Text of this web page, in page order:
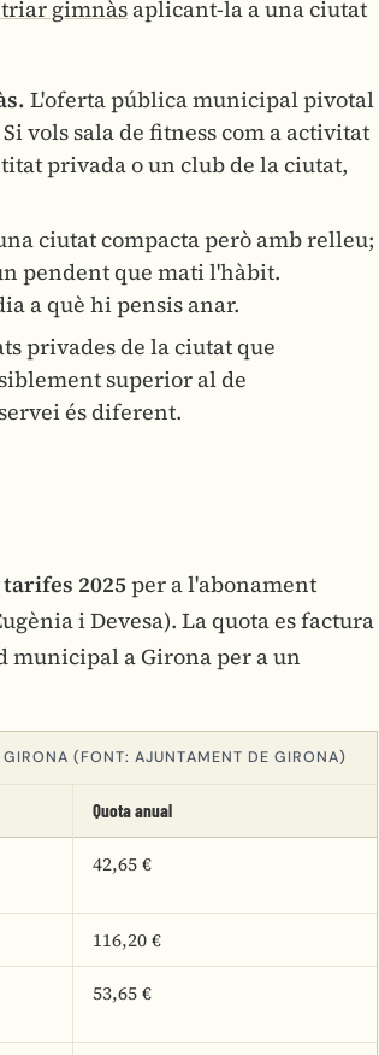
gimnàsaplicant-la a una ciutat
L'oferta pública municipal pivotal
vols sala de fitness com a activitat
privada o un club de la ciutat,
ciutat compacta però amb relleu;
pendent que mati l'hàbit.
a què hi pensis anar.
privades de la ciutat que
superior al de
és diferent.
tarifes 2025per a l'abonament
i Devesa). La quota es factura
municipal a Girona per a un
(FONT: AJUNTAMENT DE GIRONA)
Quota anual
42,65 €
116,20 €
53,65 €